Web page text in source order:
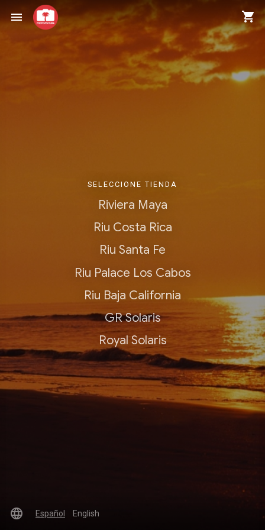
menu shopping_cart
SELECCIONE TIENDA
Riviera Maya
Riu Costa Rica
Riu Santa Fe
Riu Palace Los Cabos
Riu Baja California
GR Solaris
Royal Solaris
language Español English